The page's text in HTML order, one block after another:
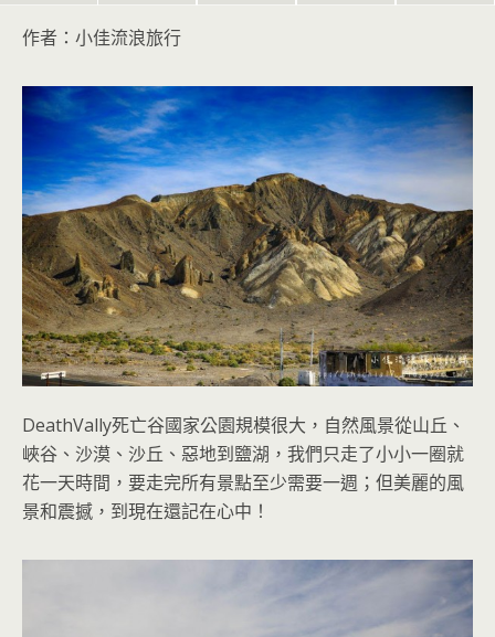
作者：小佳流浪旅行
DeathVally死亡谷國家公園規模很大，自然風景從山丘、
峽谷、沙漠、沙丘、惡地到鹽湖，我們只走了小小一圈就
花一天時間，要走完所有景點至少需要一週；但美麗的風
景和震撼，到現在還記在心中！